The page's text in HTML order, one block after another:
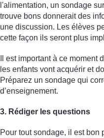
l'alimentation, un sondage
trouve bons donnerait des
une discussion. Les élèves
cette façon ils seront plus
Il est important à ce
les enfants vont acquérir et
Préparez un sondage qui
d’enseignement.
3. Rédiger les questions
Pour tout sondage, il est bon